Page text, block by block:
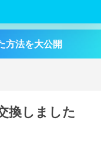
方法を大公開
換しました